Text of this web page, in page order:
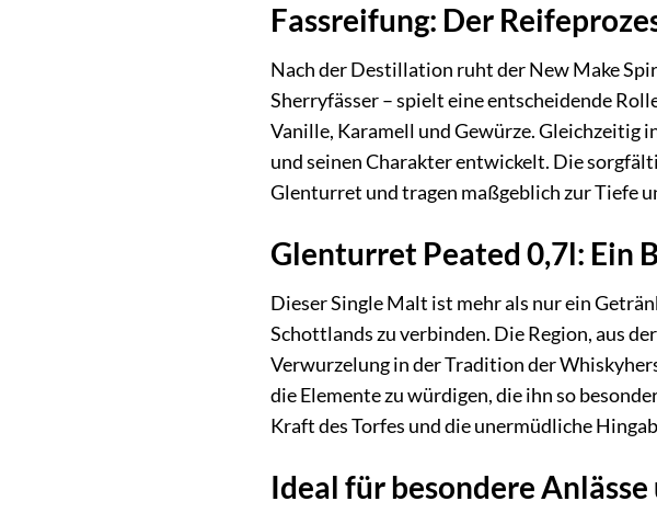
Fassreifung: Der
Nach der Destillation ruht der New Make
Sherryfässer – spielt eine entscheidende
Vanille, Karamell und Gewürze. Gleichzeitig
und seinen Charakter entwickelt. Die
Glenturret und tragen maßgeblich zur Tiefe
Glenturret Peated 0,7l: Ein
Dieser Single Malt ist mehr als nur ein
Schottlands zu verbinden. Die Region, aus
Verwurzelung in der Tradition der
die Elemente zu würdigen, die ihn so
Kraft des Torfes und die unermüdliche
Ideal für besondere